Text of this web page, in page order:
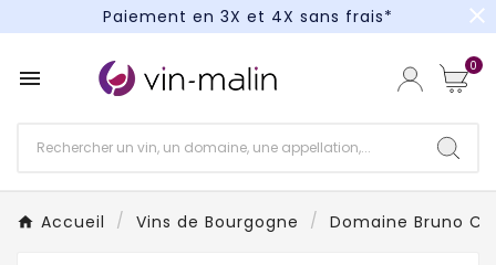
Paiement en 3X et 4X sans frais*
Paiement en 3X et 4X sans frais*
close
 0
Accueil Vins de Bourgogne Domaine Bruno